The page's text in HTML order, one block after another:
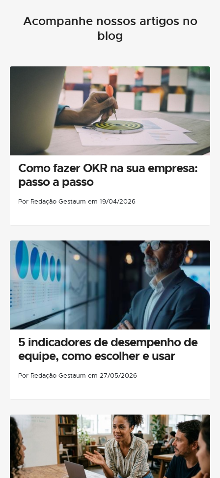
Acompanhe nossos artigos no
blog
Como fazer OKR na sua empresa:
passo a passo
Por Redação Gestaum em 19/04/2026
5 indicadores de desempenho de
equipe, como escolher e usar
Por Redação Gestaum em 27/05/2026